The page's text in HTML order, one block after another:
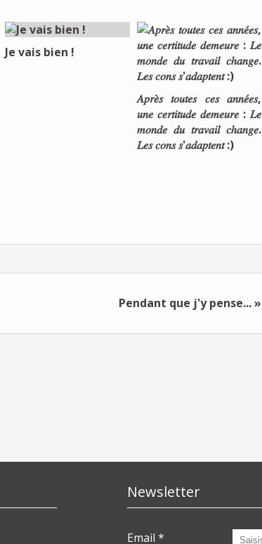
Je vais bien !
𝐴𝑝𝑟𝑒̀𝑠 𝑡𝑜𝑢𝑡𝑒𝑠 𝑐𝑒𝑠 𝑎𝑛𝑛𝑒́𝑒𝑠,
𝑢𝑛𝑒 𝑐𝑒𝑟𝑡𝑖𝑡𝑢𝑑𝑒 𝑑𝑒𝑚𝑒𝑢𝑟𝑒 : 𝐿𝑒
𝑚𝑜𝑛𝑑𝑒 𝑑𝑢 𝑡𝑟𝑎𝑣𝑎𝑖𝑙 𝑐ℎ𝑎𝑛𝑔𝑒.
𝐿𝑒𝑠 𝑐𝑜𝑛𝑠 𝑠'𝑎𝑑𝑎𝑝𝑡𝑒𝑛𝑡 :)
Pendant que j'y pense... »
Newsletter
Email